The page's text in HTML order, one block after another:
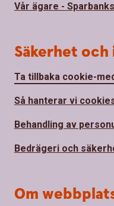
Vår ägare -
Säkerhet
Ta tillbaka cookie-
Så hanterar vi
Behandling av
Bedrägeri och
Om